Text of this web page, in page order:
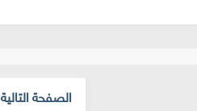
الصفحة التالية